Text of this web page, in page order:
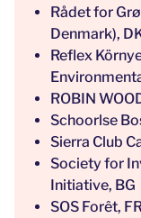
Rådet for
Denmark),
Reflex
ROBIN
Schoorlse
Sierra Club
Society for
Initiative, BG
SOS Forêt,